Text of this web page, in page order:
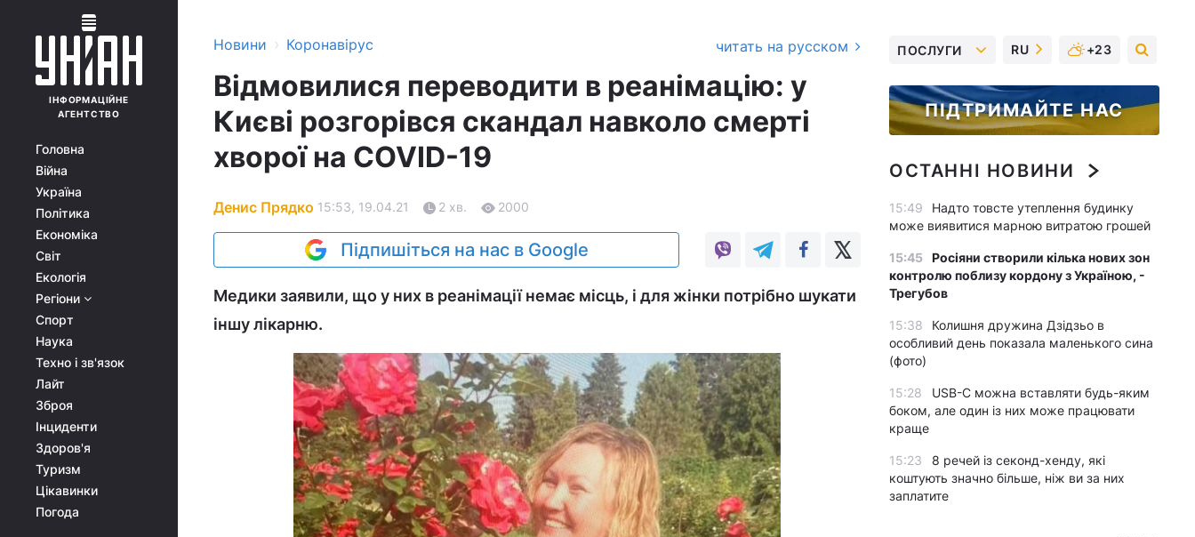
ІНФОРМАЦІЙНЕ
АГЕНТСТВО
Головна
Війна
Україна
Політика
Економіка
Світ
Екологія
Регіони
Спорт
Наука
Техно і зв'язок
Лайт
Зброя
Інциденти
Здоров'я
Туризм
Цікавинки
Погода
Новини › Коронавірус читать на русском
Відмовилися переводити в реанімацію: у
Києві розгорівся скандал навколо смерті
хворої на COVID-19
Денис Прядко 15:53, 19.04.21 2 хв. 2000
Підпишіться на нас в Google
Медики заявили, що у них в реанімації немає місць, і для жінки потрібно шукати
іншу лікарню.
ПОСЛУГИ RU +23
ПІДТРИМАЙТЕ НАС
ОСТАННІ НОВИНИ
15:49
Надто товсте утеплення будинку
може виявитися марною витратою грошей
15:45 Росіяни створили кілька нових зон
контролю поблизу кордону з Україною, -
Трегубов
15:38
Колишня дружина Дзідзьо в
особливий день показала маленького сина
(фото)
15:28
USB-C можна вставляти будь-яким
боком, але один із них може працювати
краще
15:23
8 речей із секонд-хенду, які
коштують значно більше, ніж ви за них
заплатите